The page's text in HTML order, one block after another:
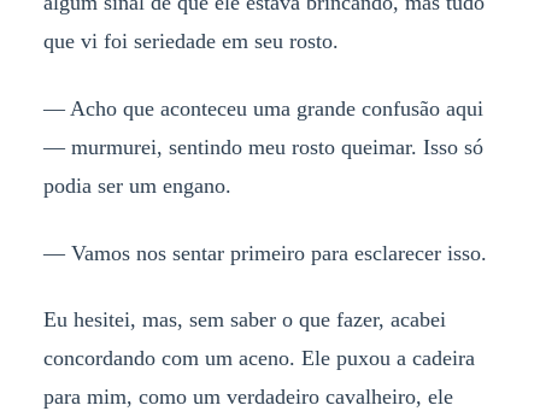
que vi foi seriedade em seu rosto.
— Acho que aconteceu uma grande confusão aqui
— murmurei, sentindo meu rosto queimar. Isso só
podia ser um engano.
— Vamos nos sentar primeiro para esclarecer isso.
Eu hesitei, mas, sem saber o que fazer, acabei
concordando com um aceno. Ele puxou a cadeira
para mim, como um verdadeiro cavalheiro, ele